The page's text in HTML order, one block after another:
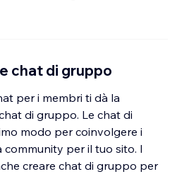
chat di gruppo
per i membri ti dà la
di gruppo. Le chat di
modo per coinvolgere i
community per il tuo sito. I
creare chat di gruppo per